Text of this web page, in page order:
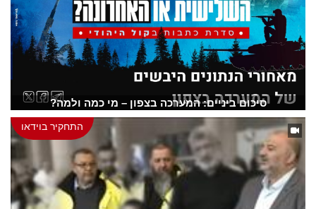
סיכום ביניים: המערכה בצפון – מי כמה ולמה?
התחקיר בוידאו